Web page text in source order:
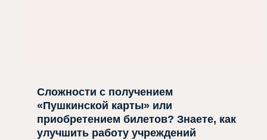
Сложности с получением
«Пушкинской карты» или
приобретением билетов? Знаете, как
улучшить работу учреждений